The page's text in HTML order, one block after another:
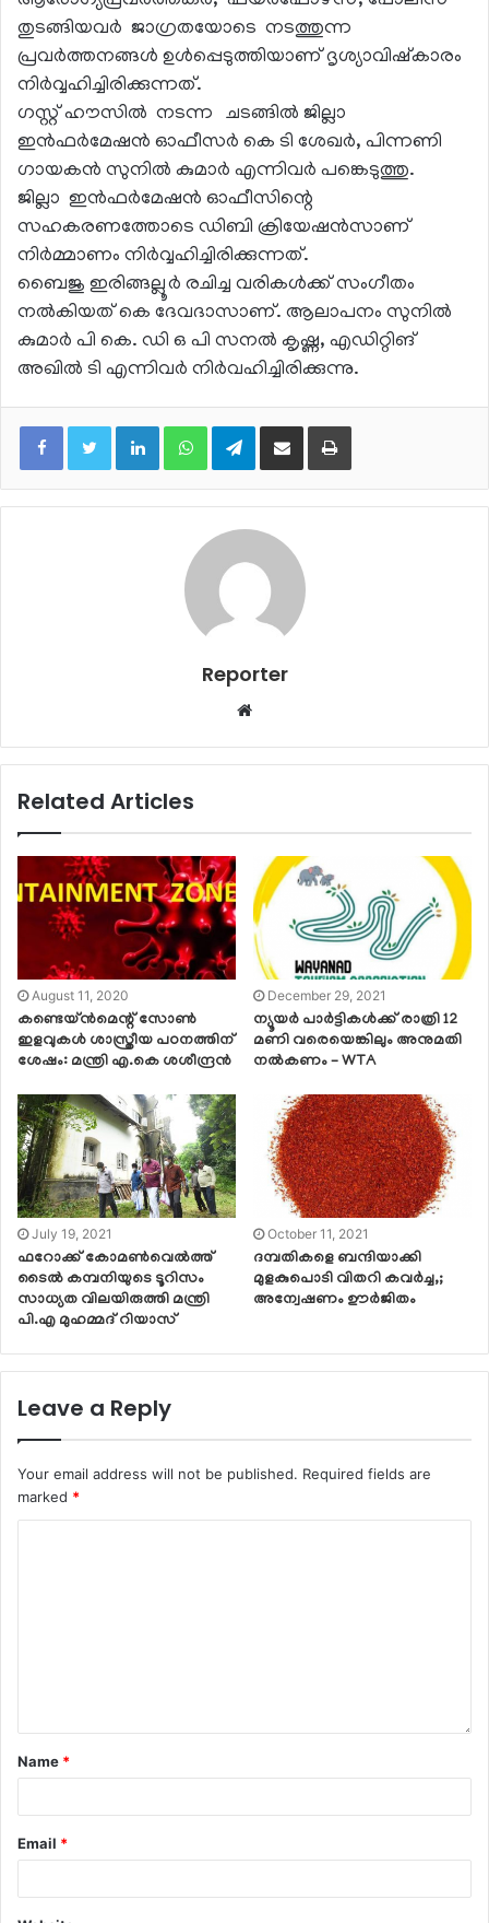
തുടങ്ങിയവർ ജാഗ്രതയോടെ നടത്തുന്ന
പ്രവർത്തനങ്ങൾ ഉൾപ്പെടുത്തിയാണ് ദൃശ്യാവിഷ്കാരം
നിർവ്വഹിച്ചിരിക്കുന്നത്.
ഗസ്റ്റ് ഹൗസിൽ നടന്ന ചടങ്ങിൽ ജില്ലാ
ഇൻഫർമേഷൻ ഓഫീസർ കെ ടി ശേഖർ, പിന്നണി
ഗായകൻ സുനിൽ കുമാർ എന്നിവർ പങ്കെടുത്തു.
ജില്ലാ ഇൻഫർമേഷൻ ഓഫീസിന്റെ
സഹകരണത്തോടെ ഡിബി ക്രിയേഷൻസാണ്
നിർമ്മാണം നിർവ്വഹിച്ചിരിക്കുന്നത്.
ബൈജു ഇരിങ്ങല്ലൂർ രചിച്ച വരികൾക്ക് സംഗീതം
നൽകിയത് കെ ദേവദാസാണ്. ആലാപനം സുനിൽ
കുമാർ പി കെ. ഡി ഒ പി സനൽ കൃഷ്ണ, എഡിറ്റിങ്
അഖിൽ ടി എന്നിവർ നിർവഹിച്ചിരിക്കുന്നു.
LinkedInWhatsAppTelegramShare via Email Print
Reporter
Website
Related Articles
August 11, 2020
കണ്ടെയ്ന്‍മെന്റ് സോണ്‍
ഇളവുകള്‍ ശാസ്ത്രീയ പഠനത്തിന്
ശേഷം: മന്ത്രി എ.കെ ശശീന്ദ്രൻ
December 29, 2021
ന്യൂയർ പാർട്ടികൾക്ക് രാത്രി 12
മണി വരെയെങ്കിലും അനുമതി
നൽകണം – WTA
July 19, 2021
ഫറോക്ക് കോമൺവെൽത്ത്
ടൈൽ കമ്പനിയുടെ ടൂറിസം
സാധ്യത വിലയിരുത്തി മന്ത്രി
പി.എ മുഹമ്മദ് റിയാസ്
October 11, 2021
ദമ്പതികളെ ബന്ദിയാക്കി
മുളകുപൊടി വിതറി കവർച്ച,;
അന്വേഷണം ഊർജിതം
Leave a Reply
Your email address will not be published. Required fields are
marked *
Name *
Email *